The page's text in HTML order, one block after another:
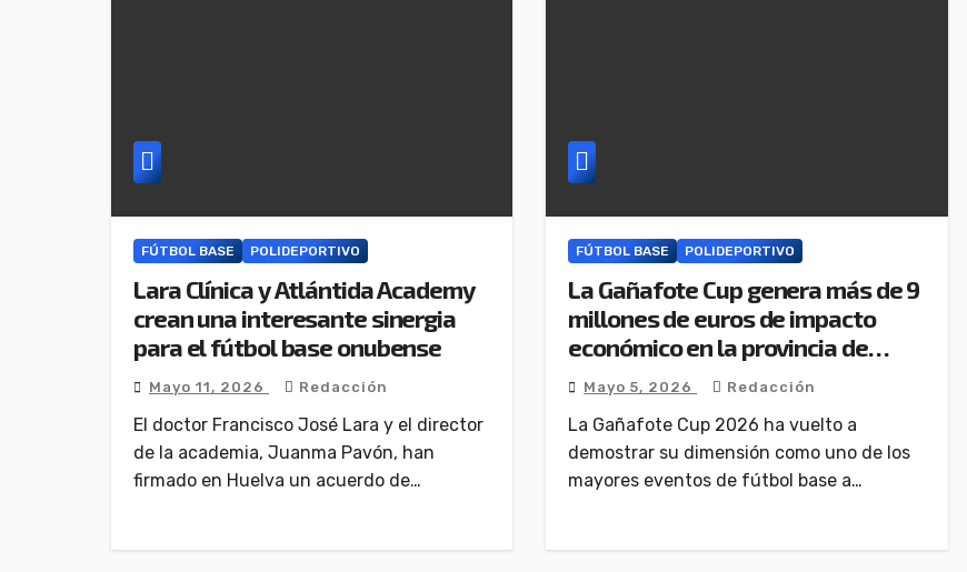
FÚTBOL BASE POLIDEPORTIVO
Lara Clínica y Atlántida Academy
crean una interesante sinergia
para el fútbol base onubense
Mayo 11, 2026 Redacción
El doctor Francisco José Lara y el director
de la academia, Juanma Pavón, han
firmado en Huelva un acuerdo de…
FÚTBOL BASE POLIDEPORTIVO
La Gañafote Cup genera más de 9
millones de euros de impacto
económico en la provincia de
Huelva
Mayo 5, 2026 Redacción
La Gañafote Cup 2026 ha vuelto a
demostrar su dimensión como uno de los
mayores eventos de fútbol base a…